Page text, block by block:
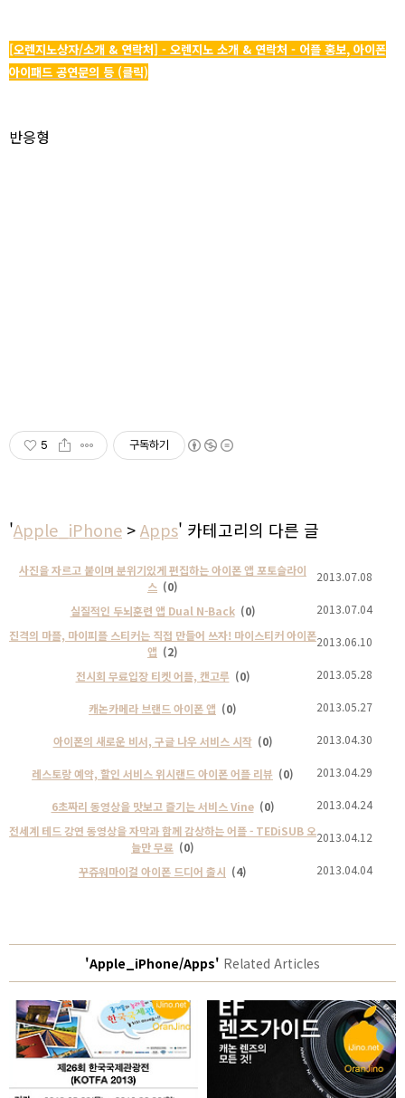
[오렌지노상자/소개 & 연락처] - 오렌지노 소개 & 연락처 - 어플 홍보, 아이폰
아이패드 공연문의 등 (클릭)
반응형
5 구독하기
'Apple_iPhone >Apps' 카테고리의 다른 글
사진을 자르고 붙이며 분위기있게 편집하는 아이폰 앱 포토슬라이
스 (0)
2013.07.08
실질적인 두뇌훈련 앱 Dual N-Back (0)
2013.07.04
진격의 마플, 마이피플 스티커는 직접 만들어 쓰자! 마이스티커 아이폰
앱 (2)
2013.06.10
전시회 무료입장 티켓 어플, 캔고루 (0) 2013.05.28
캐논카메라 브랜드 아이폰 앱 (0) 2013.05.27
아이폰의 새로운 비서, 구글 나우 서비스 시작 (0) 2013.04.30
레스토랑 예약, 할인 서비스 위시랜드 아이폰 어플 리뷰 (0) 2013.04.29
6초짜리 동영상을 맛보고 즐기는 서비스 Vine (0)
2013.04.24
전세계 테드 강연 동영상을 자막과 함께 감상하는 어플 - TEDiSUB 오
늘만 무료 (0)
2013.04.12
꾸쥬워마이걸 아이폰 드디어 출시 (4) 2013.04.04
'Apple_iPhone/Apps' Related Articles